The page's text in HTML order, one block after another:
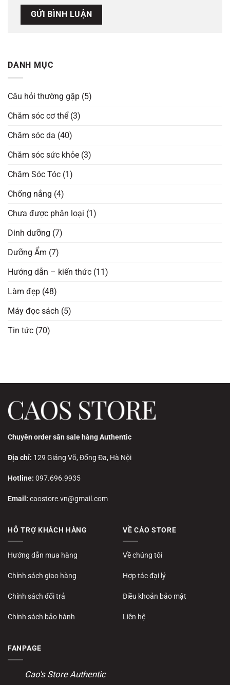
DANH MỤC
Câu hỏi thường gặp (5)
Chăm sóc cơ thể(3)
Chăm sóc da (40)
Chăm sóc sức khỏe (3)
Chăm Sóc Tóc (1)
Chống nắng (4)
Chưa được phân loại (1)
Dinh dưỡng (7)
Dưỡng Ẩm (7)
Hướng dẫn – kiến thức (11)
Làm đẹp (48)
Máy đọc sách (5)
Tin tức (70)
Chuyên order săn sale hàng Authentic
Địa chỉ: 129 Giảng Võ, Đống Đa, Hà Nội
Hotline: 097.696.9935
Email: caostore.vn@gmail.com
HỖ TRỢ KHÁCH HÀNG
Hướng dẫn mua hàng
Chính sách giao hàng
Chính sách đổi trả
Chính sách bảo hành
VỀ CÁO STORE
Về chúng tôi
Hợp tác đại lý
Điều khoản bảo mật
Liên hệ
FANPAGE
Cao's Store Authentic